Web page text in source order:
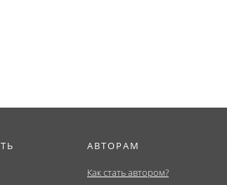
АВТОРАМ
Как стать автором?